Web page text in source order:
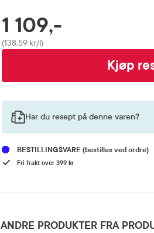
RABATTPROSENT
Pris
1 109,-
(138,59 kr/l)
Kjøp
Har du resept på denne varen?
BESTILLINGSVARE(bestilles ved ordre)
Fri frakt over 399 kr
ANDRE PRODUKTER FRA